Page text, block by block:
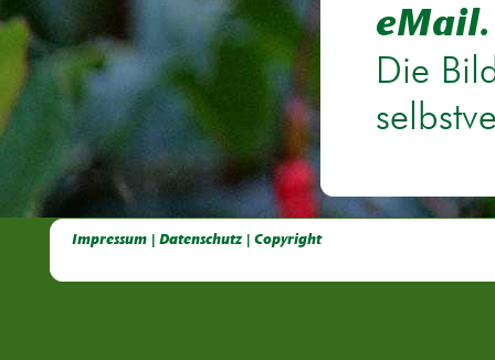
eMail.
Die
Impressum | Datenschutz | Copyright